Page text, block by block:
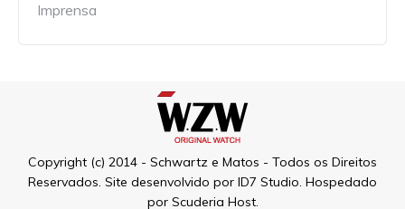
Imprensa
Copyright (c) 2014 - Schwartz e Matos - Todos os Direitos
Reservados. Site desenvolvido por ID7 Studio. Hospedado
por Scuderia Host.